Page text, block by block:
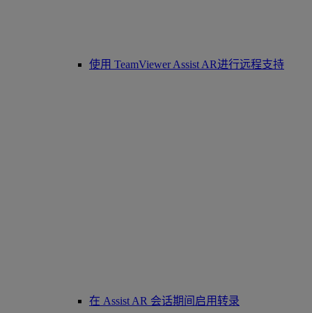
使用 TeamViewer Assist AR进行远程支持
在 Assist AR 会话期间启用转录